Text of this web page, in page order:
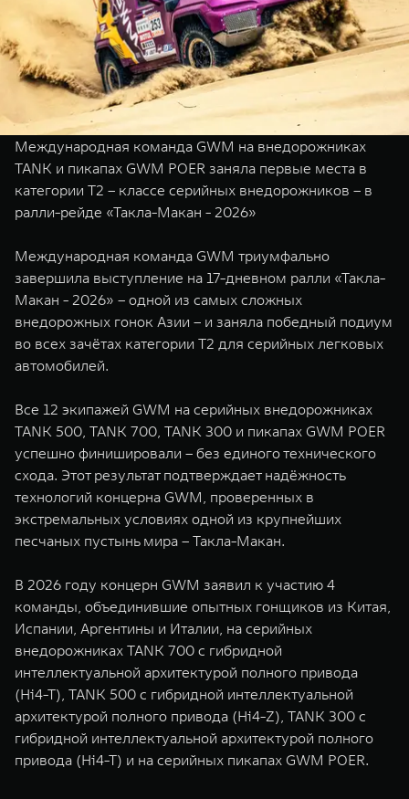
TANK 500
Веди за собой
TANK 700
WEY 07
Расширяя границы комфорта
от 6 149 000 ₽
WEY 05
WEY 80
Масштаб возможностей
от 6 449 000 ₽
WEY 80
Масштаб
от 8 099
TANK Финансы
Корпоративным клиентам
TANK ФИНАНСЫ
TANK Кредит
TANK Лизинг
TANK Страхование
Специальные предложения
Моторные масла
ЦИФРОВЫЕ СЕРВИСЫ TANK
Цифровые сервисы TANK
Подписки
Международная команда GWM на внедорожниках
TANK и пикапах GWM POER заняла первые места в
категории T2 – классе серийных внедорожников – в
ралли-рейде «Такла-Макан - 2026»
Международная команда GWM триумфально
завершила выступление на 17-дневном ралли «Такла-
Макан - 2026» – одной из самых сложных
внедорожных гонок Азии – и заняла победный подиум
во всех зачётах категории T2 для серийных легковых
автомобилей.
Все 12 экипажей GWM на серийных внедорожниках
TANK 500, TANK 700, TANK 300 и пикапах GWM POER
успешно финишировали – без единого технического
схода. Этот результат подтверждает надёжность
технологий концерна GWM, проверенных в
экстремальных условиях одной из крупнейших
песчаных пустынь мира – Такла-Макан.
В 2026 году концерн GWM заявил к участию 4
команды, объединившие опытных гонщиков из Китая,
Испании, Аргентины и Италии, на серийных
внедорожниках TANK 700 с гибридной
интеллектуальной архитектурой полного привода
(Hi4-T), TANK 500 с гибридной интеллектуальной
архитектурой полного привода (Hi4-Z), TANK 300 с
гибридной интеллектуальной архитектурой полного
привода (Hi4-T) и на серийных пикапах GWM POER.